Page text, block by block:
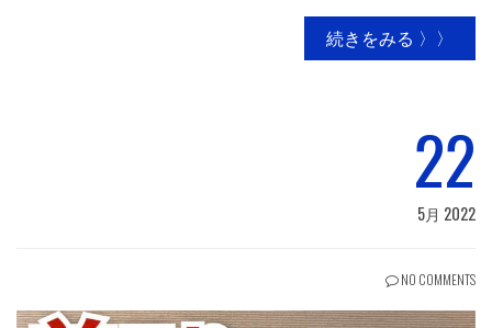
続きをみる 〉〉
22
5月 2022
NO COMMENTS